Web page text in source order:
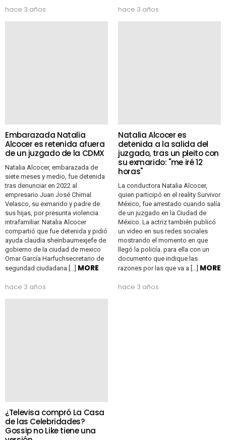
hace 3 años hace 3 años
Embarazada Natalia
Alcocer es retenida afuera
de un juzgado de la CDMX
Natalia Alcocer, embarazada de
siete meses y medio, fue detenida
tras denunciar en 2022 al
empresario Juan José Chimal
Velasco, su exmarido y padre de
sus hijas, por presunta violencia
intrafamiliar. Natalia Alcocer
compartió que fue detenida y pidió
ayuda claudia sheinbaumexjefe de
gobierno de la ciudad de mexico
Omar García Harfuchsecretario de
seguridad ciudadana […] MORE
hace 3 años
Natalia Alcocer es
detenida a la salida del
juzgado, tras un pleito con
su exmarido: "me iré 12
horas"
La conductora Natalia Alcocer,
quien participó en el reality Survivor
México, fue arrestado cuando salía
de un juzgado en la Ciudad de
México. La actriz también publicó
un video en sus redes sociales
mostrando el momento en que
llegó la policía. para ella con un
documento que indique las
razones por las que va a […] MORE
hace 3 años
¿Televisa compró La Casa
de las Celebridades?
Gossip no Like tiene una